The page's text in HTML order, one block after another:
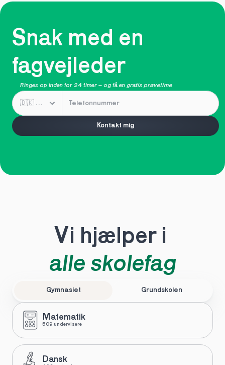
Snak med en
fagvejleder
Ringes op inden for 24 timer – og få en gratis prøvetime
Kontakt mig
Vi hjælper i
alle skolefag
Gymnasiet Grundskolen
Matematik
509 undervisere
Dansk